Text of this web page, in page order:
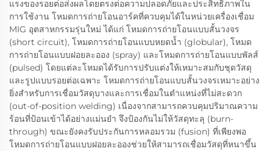
แรงของรอยต่อส่งผลโดยตรงต่อความปลอดภัยและประสิทธิภาพใน
การใช้งาน โหมดการถ่ายโอนอาร์คที่ควบคุมได้ในหน่วยเครื่องเชื่อม
MIG อุตสาหกรรมรุ่นใหม่ ได้แก่ โหมดการถ่ายโอนแบบสั้นวงจร
(short circuit), โหมดการถ่ายโอนแบบหยดน้ำ (globular), โหมด
การถ่ายโอนแบบฝอยละออง (spray) และโหมดการถ่ายโอนแบบพัลส์
(pulsed) โดยแต่ละโหมดได้รับการปรับแต่งให้เหมาะสมกับชุดวัสดุ
และรูปแบบรอยต่อเฉพาะ โหมดการถ่ายโอนแบบสั้นวงจรเหมาะอย่าง
ยิ่งสำหรับการเชื่อมวัสดุบางและการเชื่อมในตำแหน่งที่ไม่สะดวก
(out-of-position welding) เนื่องจากสามารถควบคุมปริมาณความ
ร้อนที่ป้อนเข้าได้อย่างแม่นยำ จึงป้องกันไม่ให้วัสดุทะลุ (burn-
through) ขณะยังคงรับประกันการหลอมรวม (fusion) ที่เพียงพอ
โหมดการถ่ายโอนแบบฝอยละอองช่วยให้สามารถเชื่อมวัสดุที่หนาขึ้น